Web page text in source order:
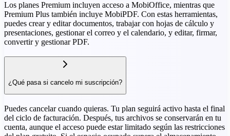
Los planes Premium incluyen acceso a MobiOffice, mientras que
Premium Plus también incluye MobiPDF. Con estas herramientas,
puedes crear y editar documentos, trabajar con hojas de cálculo y
presentaciones, gestionar el correo y el calendario, y editar, firmar,
convertir y gestionar PDF.
¿Qué pasa si cancelo mi suscripción?
Puedes cancelar cuando quieras. Tu plan seguirá activo hasta el final
del ciclo de facturación. Después, tus archivos se conservarán en tu
cuenta, aunque el acceso puede estar limitado según las restricciones